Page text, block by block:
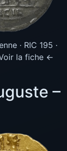
· RIC 195 ·
la fiche ←
–